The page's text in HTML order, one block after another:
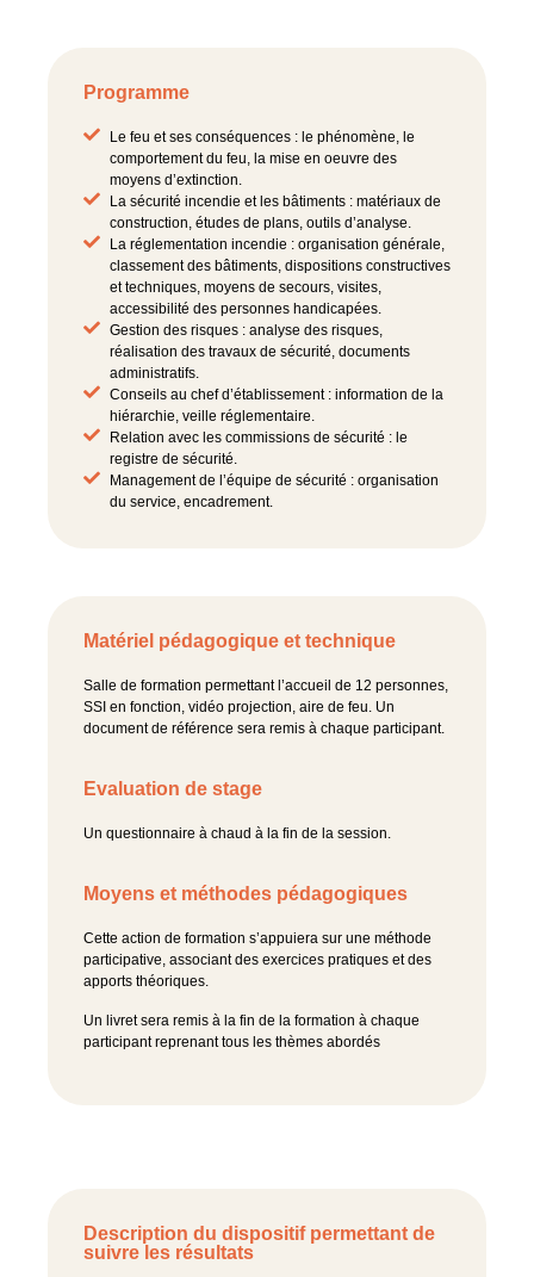
Programme
Le feu et ses conséquences : le phénomène, le
comportement du feu, la mise en oeuvre des
moyens d’extinction.
La sécurité incendie et les bâtiments : matériaux de
construction, études de plans, outils d’analyse.
La réglementation incendie : organisation générale,
classement des bâtiments, dispositions constructives
et techniques, moyens de secours, visites,
accessibilité des personnes handicapées.
Gestion des risques : analyse des risques,
réalisation des travaux de sécurité, documents
administratifs.
Conseils au chef d’établissement : information de la
hiérarchie, veille réglementaire.
Relation avec les commissions de sécurité : le
registre de sécurité.
Management de l’équipe de sécurité : organisation
du service, encadrement.
Matériel pédagogique et technique
Salle de formation permettant l’accueil de 12 personnes,
SSI en fonction, vidéo projection, aire de feu. Un
document de référence sera remis à chaque participant.
Evaluation de stage
Un questionnaire à chaud à la fin de la session.
Moyens et méthodes pédagogiques
Cette action de formation s’appuiera sur une méthode
participative, associant des exercices pratiques et des
apports théoriques.
Un livret sera remis à la fin de la formation à chaque
participant reprenant tous les thèmes abordés
Description du dispositif permettant de
suivre les résultats